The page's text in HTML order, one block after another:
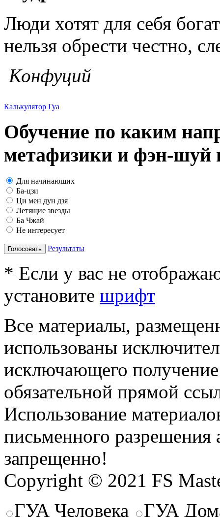
Люди хотят для себя
нельзя обрести честно,
Конфуций
Калькулятор Гуа
Обучение по каким
метафизики и фэн-шуй
Для начинающих
Ба-цзи
Ци мен дун дзя
Летящие звезды
Ба Чжай
Не интересует
Голосовать Результаты
* Если у вас не
установите шрифт
Все материалы,
использованы
исключающего
обязательной прямой
Использование
письменного разрешения
запрещенно!
Copyright © 2021 FS
ГУА Человека
ГУА